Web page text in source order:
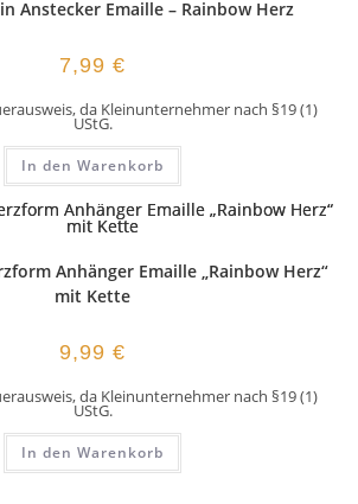
Anstecker Emaille – Rainbow Herz
7,99 €
da Kleinunternehmer nach §19 (1)
UStG.
In den Warenkorb
Anhänger Emaille „Rainbow Herz“
mit Kette
9,99 €
da Kleinunternehmer nach §19 (1)
UStG.
In den Warenkorb